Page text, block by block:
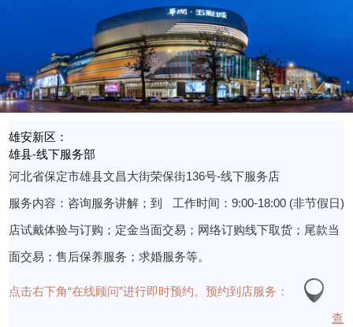
雄安新区：
雄县-线下服务部
河北省保定市雄县文昌大街荣保街136号-线下服务店
工作时间：9:00-18:00 (非节假日)
服务内容：咨询服务讲解；到
店试戴体验与订购；定金当面交易；网络订购线下取货；尾款当
面交易；售后保养服务；求婚服务等。
预约到店服务：
点击右下角“在线顾问”进行即时预约。
查